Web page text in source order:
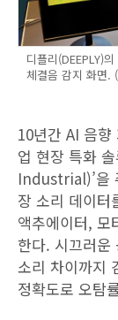
디플리(DEEPLY)
체결음 감지 화면.
10년간 AI 음향
업 현장 특화
Industrial)’을
장 소리 데이터
액추에이터, 모
한다. 시끄러
소리 차이까지
정확도로 오탐